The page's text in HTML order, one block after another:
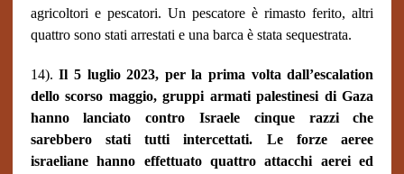
agricoltori e pescatori. Un pescatore è rimasto ferito, altri
quattro sono stati arrestati e una barca è stata sequestrata.
14).Il 5 luglio 2023, per la prima volta dall’escalation
dello scorso maggio, gruppi armati palestinesi di Gaza
hanno lanciato contro Israele cinque razzi che
sarebbero stati tutti intercettati. Le forze aeree
israeliane hanno effettuato quattro attacchi aerei ed